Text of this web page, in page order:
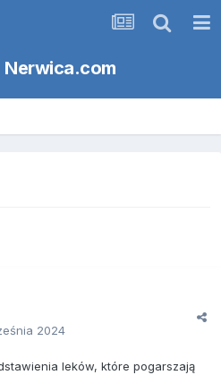
Nerwica.com
2024
leków, które pogarszają